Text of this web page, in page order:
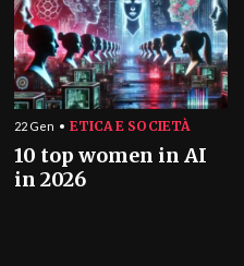
22 Gen ETICA E SOCIETÀ
10 top women in AI
in 2026